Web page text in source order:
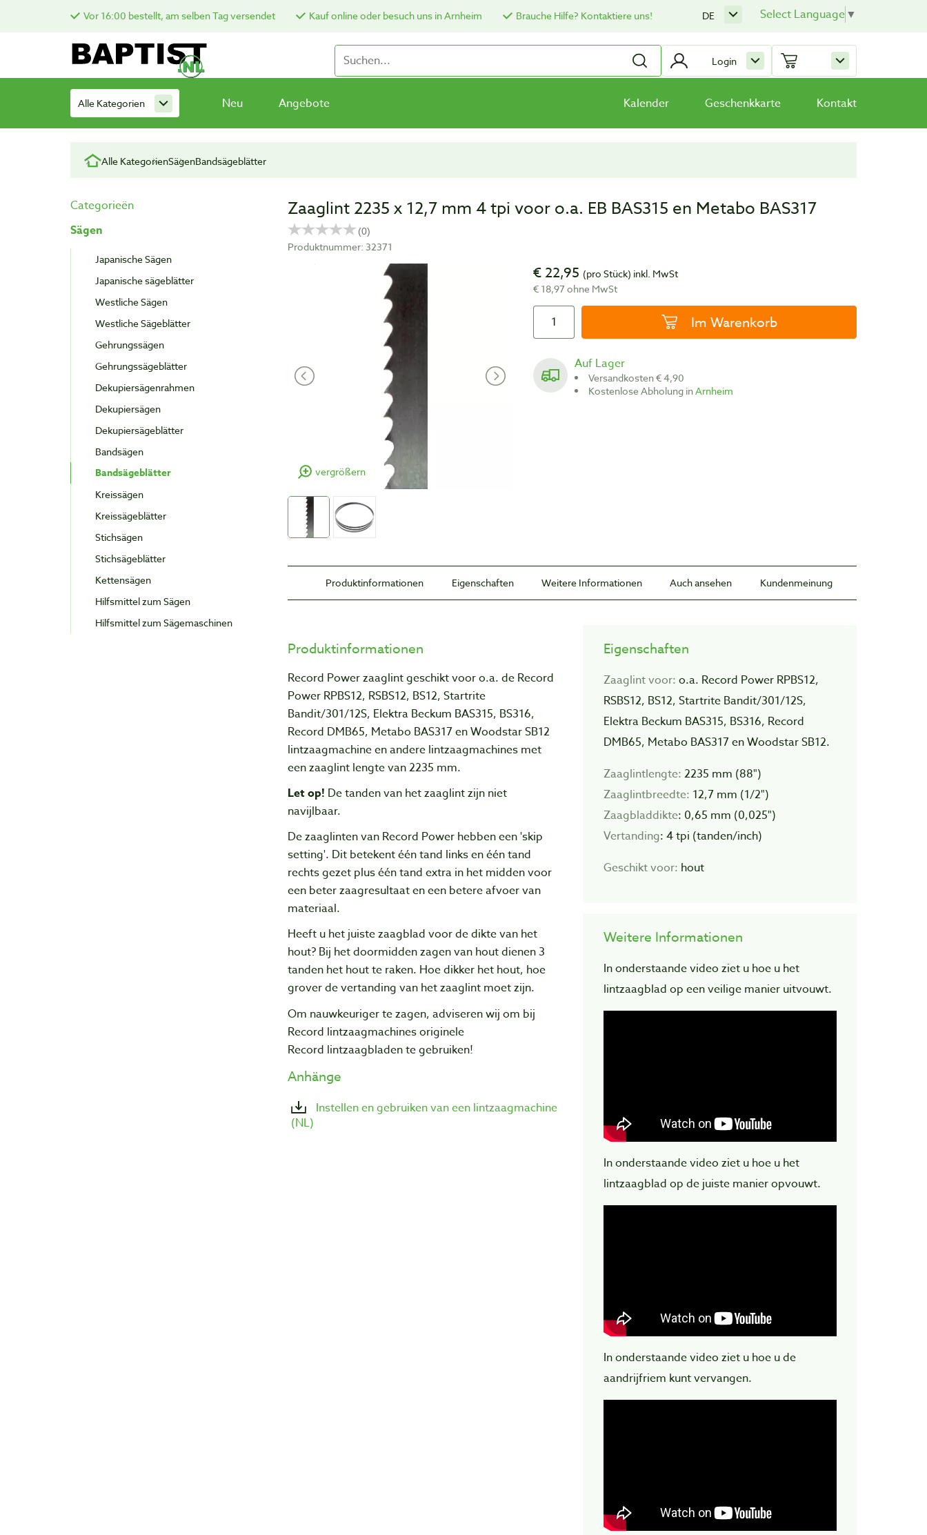
Vor 16:00 bestellt, am selben Tag versendet Kauf online oder besuch uns in Arnheim Brauche Hilfe? Kontaktiere uns! Select Language▼
DE
Login
Alle Kategorien Neu Angebote Kalender Geschenkkarte Kontakt
Alle KategorienSägenBandsägeblätter
Categorieën
Sägen
Japanische Sägen
Japanische sägeblätter
Westliche Sägen
Westliche Sägeblätter
Gehrungssägen
Gehrungssägeblätter
Dekupiersägenrahmen
Dekupiersägen
Dekupiersägeblätter
Bandsägen
Bandsägeblätter
Kreissägen
Kreissägeblätter
Stichsägen
Stichsägeblätter
Kettensägen
Hilfsmittel zum Sägen
Hilfsmittel zum Sägemaschinen
Zaaglint 2235 x 12,7 mm 4 tpi voor o.a. EB BAS315 en Metabo BAS317
Produktnummer: 32371
vergrößern
€ 22,95 (pro Stück) inkl. MwSt
€ 18,97 ohne MwSt
Im Warenkorb
Auf Lager
Versandkosten € 4,90
Kostenlose Abholung inArnheim
Produktinformationen Eigenschaften Weitere Informationen Auch ansehen Kundenmeinung
Produktinformationen
Record Power zaaglint geschikt voor o.a. de Record
Power RPBS12, RSBS12, BS12, Startrite
Bandit/301/12S, Elektra Beckum BAS315, BS316,
Record DMB65, Metabo BAS317 en Woodstar SB12
lintzaagmachine en andere lintzaagmachines met
een zaaglint lengte van 2235 mm.
Let op! De tanden van het zaaglint zijn niet
navijlbaar.
De zaaglinten van Record Power hebben een 'skip
setting'. Dit betekent één tand links en één tand
rechts gezet plus één tand extra in het midden voor
een beter zaagresultaat en een betere afvoer van
materiaal.
Heeft u het juiste zaagblad voor de dikte van het
hout? Bij het doormidden zagen van hout dienen 3
tanden het hout te raken. Hoe dikker het hout, hoe
grover de vertanding van het zaaglint moet zijn.
Om nauwkeuriger te zagen, adviseren wij om bij
Record lintzaagmachines originele
Record lintzaagbladen te gebruiken!
Anhänge
Instellen en gebruiken van een lintzaagmachine
(NL)
Eigenschaften
Zaaglint voor: o.a. Record Power RPBS12,
RSBS12, BS12, Startrite Bandit/301/12S,
Elektra Beckum BAS315, BS316, Record
DMB65, Metabo BAS317 en Woodstar SB12.
Zaaglintlengte: 2235 mm (88")
Zaaglintbreedte: 12,7 mm (1/2")
Zaagbladdikte: 0,65 mm (0,025")
Vertanding: 4 tpi (tanden/inch)
Geschikt voor: hout
Weitere Informationen
In onderstaande video ziet u hoe u het
lintzaagblad op een veilige manier uitvouwt.
In onderstaande video ziet u hoe u het
lintzaagblad op de juiste manier opvouwt.
In onderstaande video ziet u hoe u de
aandrijfriem kunt vervangen.